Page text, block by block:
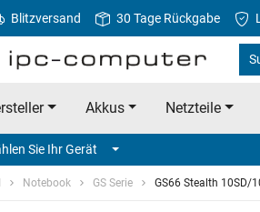
Blitzversand 30 Tage Rückgabe
Akkus Netzteile
Sie Ihr Gerät
Notebook GS Serie GS66 Stealth 10SD/